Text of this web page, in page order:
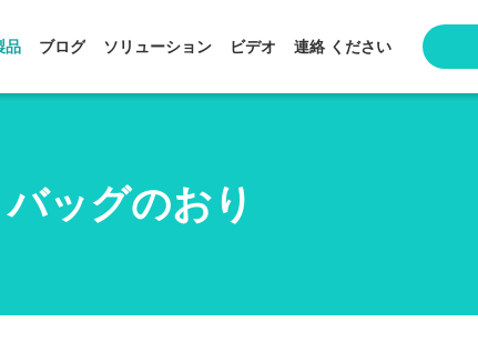
品 ブログ ソリューション ビデオ 連絡 ください
ッグのおり